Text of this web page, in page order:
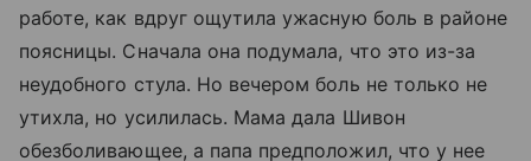
работе, как вдруг ощутила ужасную боль в районе
поясницы. Сначала она подумала, что это из-за
неудобного стула. Но вечером боль не только не
утихла, но усилилась. Мама дала Шивон
обезболивающее, а папа предположил, что у нее